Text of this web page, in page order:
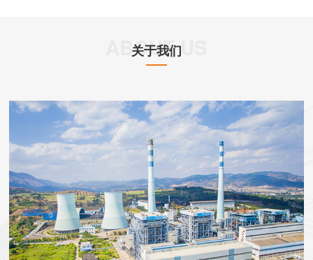
ABOUT US
关于我们